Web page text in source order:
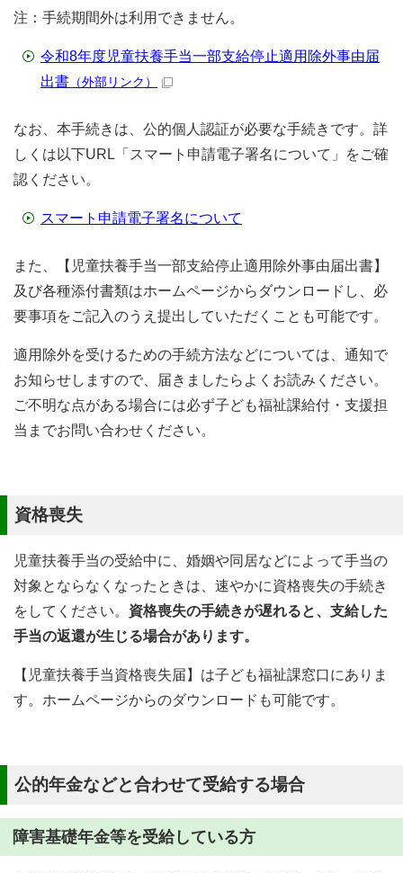
注：手続期間外は利用できません。
令和8年度児童扶養手当一部支給停止適用除外事由届
出書 （外部リンク）
なお、本手続きは、公的個人認証が必要な手続きです。詳
しくは以下URL「スマート申請電子署名について」をご確
認ください。
スマート申請電子署名について
また、【児童扶養手当一部支給停止適用除外事由届出書】
及び各種添付書類はホームページからダウンロードし、必
要事項をご記入のうえ提出していただくことも可能です。
適用除外を受けるための手続方法などについては、通知で
お知らせしますので、届きましたらよくお読みください。
ご不明な点がある場合には必ず子ども福祉課給付・支援担
当までお問い合わせください。
資格喪失
児童扶養手当の受給中に、婚姻や同居などによって手当の
対象とならなくなったときは、速やかに資格喪失の手続き
をしてください。 資格喪失の手続きが遅れると、支給した
手当の返還が生じる場合があります。
【児童扶養手当資格喪失届】は子ども福祉課窓口にありま
す。ホームページからのダウンロードも可能です。
公的年金などと合わせて受給する場合
障害基礎年金等を受給している方